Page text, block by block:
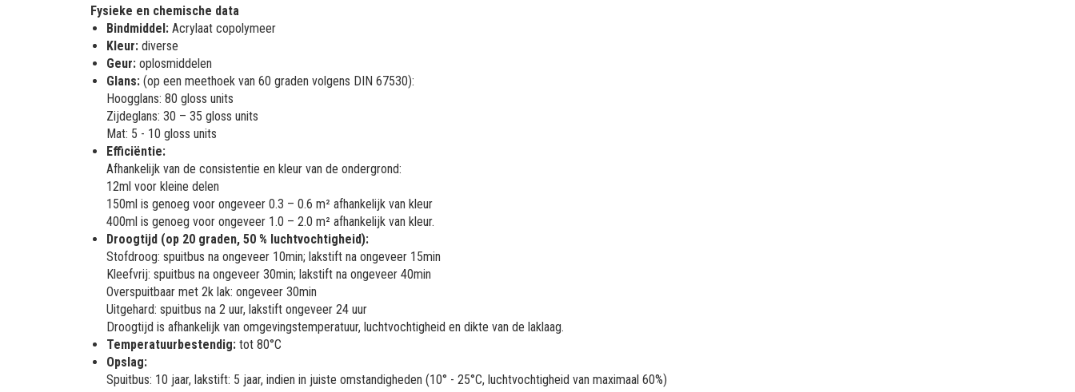
Fysieke en chemische data
Bindmiddel: Acrylaat copolymeer
Kleur: diverse
Geur: oplosmiddelen
Glans: (op een meethoek van 60 graden volgens DIN 67530):
Hoogglans: 80 gloss units
Zijdeglans: 30 – 35 gloss units
Mat: 5 - 10 gloss units
Efficiëntie:
Afhankelijk van de consistentie en kleur van de ondergrond:
12ml voor kleine delen
150ml is genoeg voor ongeveer 0.3 – 0.6 m² afhankelijk van kleur
400ml is genoeg voor ongeveer 1.0 – 2.0 m² afhankelijk van kleur.
Droogtijd (op 20 graden, 50 % luchtvochtigheid):
Stofdroog: spuitbus na ongeveer 10min; lakstift na ongeveer 15min
Kleefvrij: spuitbus na ongeveer 30min; lakstift na ongeveer 40min
Overspuitbaar met 2k lak: ongeveer 30min
Uitgehard: spuitbus na 2 uur, lakstift ongeveer 24 uur
Droogtijd is afhankelijk van omgevingstemperatuur, luchtvochtigheid en dikte van de laklaag.
Temperatuurbestendig: tot 80°C
Opslag:
Spuitbus: 10 jaar, lakstift: 5 jaar, indien in juiste omstandigheden (10° - 25°C, luchtvochtigheid van maximaal 60%)